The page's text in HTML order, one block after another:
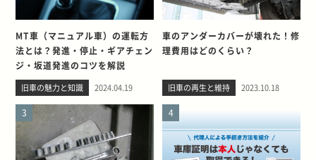
MT車（マニュアル車）の運転方
法とは？発進・停止・ギアチェン
ジ・坂道発進のコツを解説
旧車の魅力と知識 2024.04.19
車のアンダーカバーが壊れた！修
理費用はどのくらい？
旧車の再生と維持 2023.10.18
3 4